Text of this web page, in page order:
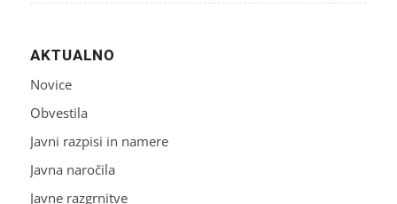
AKTUALNO
Novice
Obvestila
Javni razpisi in namere
Javna naročila
Javne razgrnitve